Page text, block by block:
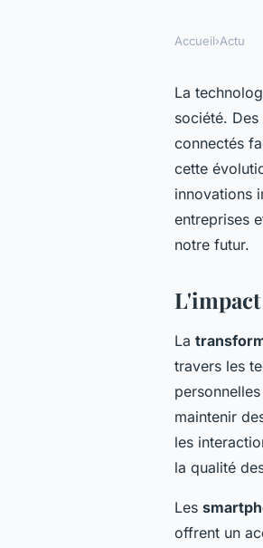
la
la
pas ignorer
Accueil›Actu
La
société.
connectés
cette
innovations
entreprises
notre futur.
La
travers les
maintenir
les
la qualité
Les
offrent un